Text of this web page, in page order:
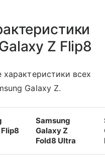
Z Flip8
всех
Galaxy Z.
Samsung
Galaxy Z
Fold8 Ultra